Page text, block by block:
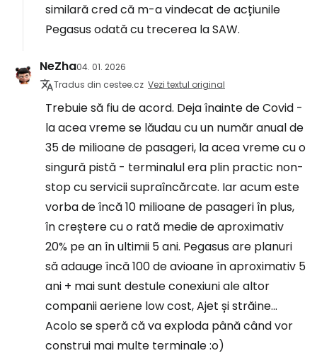
similară cred că m-a vindecat de acțiunile
Pegasus odată cu trecerea la SAW.
NeZha04. 01. 2026
Tradus din cestee.cz Vezi textul original
Trebuie să fiu de acord. Deja înainte de Covid -
la acea vreme se lăudau cu un număr anual de
35 de milioane de pasageri, la acea vreme cu o
singură pistă - terminalul era plin practic non-
stop cu servicii supraîncărcate. Iar acum este
vorba de încă 10 milioane de pasageri în plus,
în creștere cu o rată medie de aproximativ
20% pe an în ultimii 5 ani. Pegasus are planuri
să adauge încă 100 de avioane în aproximativ 5
ani + mai sunt destule conexiuni ale altor
companii aeriene low cost, Ajet și străine...
Acolo se speră că va exploda până când vor
construi mai multe terminale :o)